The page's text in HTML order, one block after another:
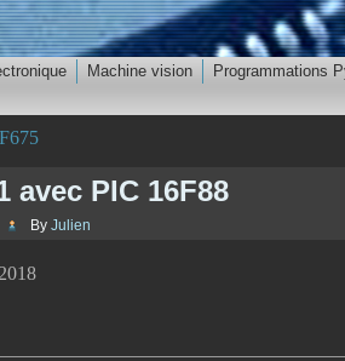
Machine vision Programmations
avec PIC 16F88
By Julien